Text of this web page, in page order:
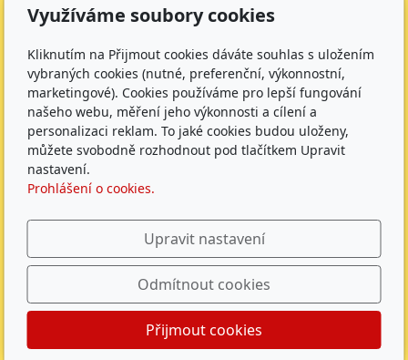
612 00 Brno
IČ: 62157116
Nejsme plátci DPH
Čísla účtů
Škola: 27225621/0100
Jídelna: 1027831896/0100
Sledujte nás
ZŠ Herčíkova 2026 |GDPR Whistleblowing
Povinně
zveřejňované údaje
Využíváme soubory cookies
Kliknutím na Přijmout cookies dáváte souhlas s uložením
vybraných cookies (nutné, preferenční, výkonnostní,
marketingové). Cookies používáme pro lepší fungování
našeho webu, měření jeho výkonnosti a cílení a
personalizaci reklam. To jaké cookies budou uloženy,
můžete svobodně rozhodnout pod tlačítkem Upravit
nastavení.
Prohlášení o cookies.
Upravit nastavení
Odmítnout cookies
Přijmout cookies